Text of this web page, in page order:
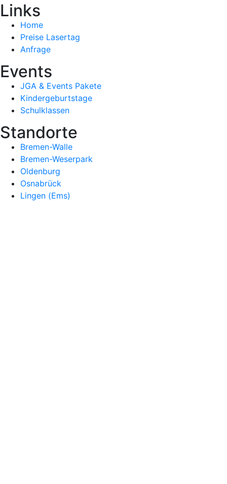
Links
Home
Preise Lasertag
Anfrage
Events
JGA & Events Pakete
Kindergeburtstage
Schulklassen
Standorte
Bremen-Walle
Bremen-Weserpark
Oldenburg
Osnabrück
Lingen (Ems)